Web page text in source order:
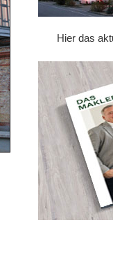
Hier das